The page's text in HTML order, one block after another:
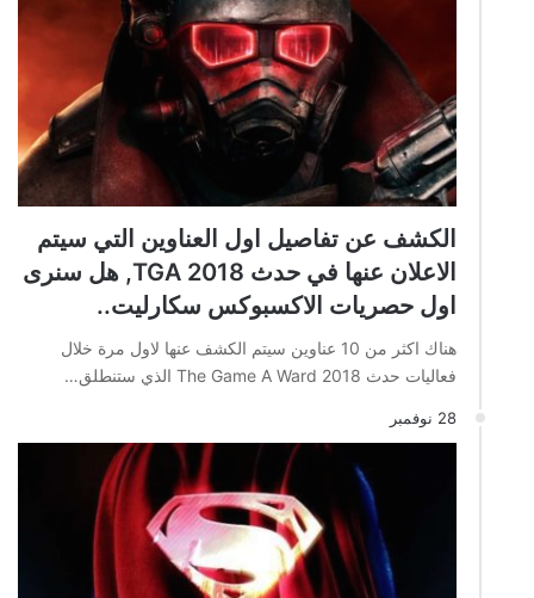
الكشف عن تفاصيل اول العناوين التي سيتم
الاعلان عنها في حدث TGA 2018, هل سنرى
اول حصريات الاكسبوكس سكارليت..
هناك اكثر من 10 عناوين سيتم الكشف عنها لاول مرة خلال
فعاليات حدث The Game A Ward 2018 الذي ستنطلق…
28 نوفمبر